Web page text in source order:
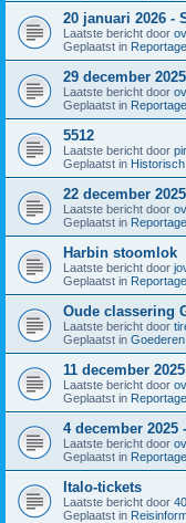
20 januari 2026 -
Laatste bericht door
Geplaatst in
29 december
Laatste bericht door
Geplaatst in
5512
Laatste bericht door
Geplaatst in
22 december
Laatste bericht door
Geplaatst in
Harbin stoomlok
Laatste bericht door
Geplaatst in
Oude classering
Laatste bericht door
Geplaatst in Goederen
11 december
Laatste bericht door
Geplaatst in
4 december 2025
Laatste bericht door
Geplaatst in
Italo-tickets
Laatste bericht door
Geplaatst in